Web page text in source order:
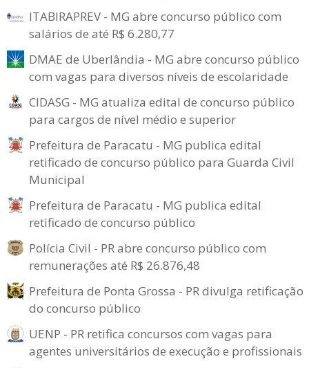
ITABIRAPREV - MG abre concurso público com
salários de até R$ 6.280,77
DMAE de Uberlândia - MG abre concurso público
com vagas para diversos níveis de escolaridade
CIDASG - MG atualiza edital de concurso público
para cargos de nível médio e superior
Prefeitura de Paracatu - MG publica edital
retificado de concurso público para Guarda Civil
Municipal
Prefeitura de Paracatu - MG publica edital
retificado de concurso público
Polícia Civil - PR abre concurso público com
remunerações até R$ 26.876,48
Prefeitura de Ponta Grossa - PR divulga retificação
do concurso público
UENP - PR retifica concursos com vagas para
agentes universitários de execução e profissionais